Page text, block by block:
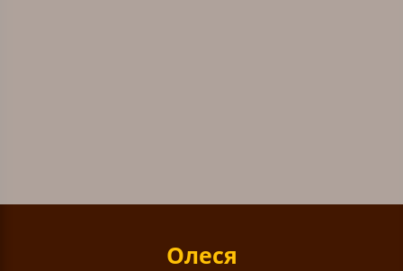
Олеся